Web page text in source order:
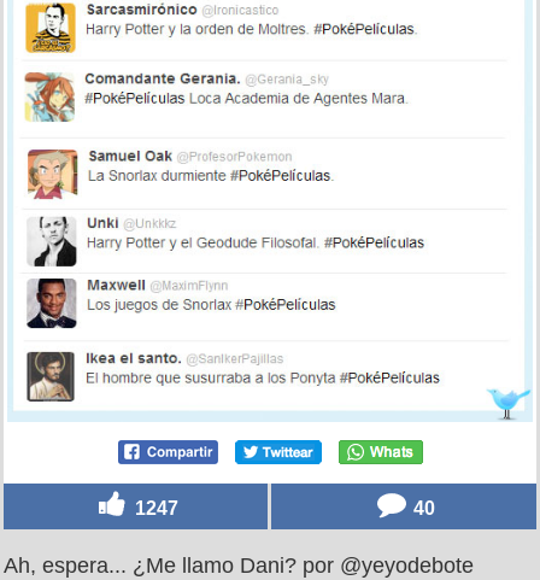
1247 40
Ah, espera... ¿Me llamo Dani? por @yeyodebote